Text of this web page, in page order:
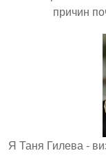
причин
Я Таня Гилева -